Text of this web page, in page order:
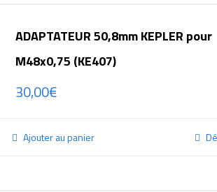
ADAPTATEUR 50,8mm KEPLER pour
M48x0,75 (KE407)
30,00€
Ajouter au panier